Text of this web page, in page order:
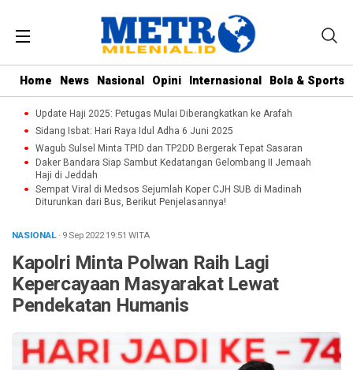
Home News Nasional Opini Internasional Bola & Sports
Update Haji 2025: Petugas Mulai Diberangkatkan ke Arafah
Sidang Isbat: Hari Raya Idul Adha 6 Juni 2025
Wagub Sulsel Minta TPID dan TP2DD Bergerak Tepat Sasaran
Daker Bandara Siap Sambut Kedatangan Gelombang II Jemaah
Haji di Jeddah
Sempat Viral di Medsos Sejumlah Koper CJH SUB di Madinah
Diturunkan dari Bus, Berikut Penjelasannya!
NASIONAL· 9 Sep 202219:51 WITA
Kapolri Minta Polwan Raih Lagi
Kepercayaan Masyarakat Lewat
Pendekatan Humanis